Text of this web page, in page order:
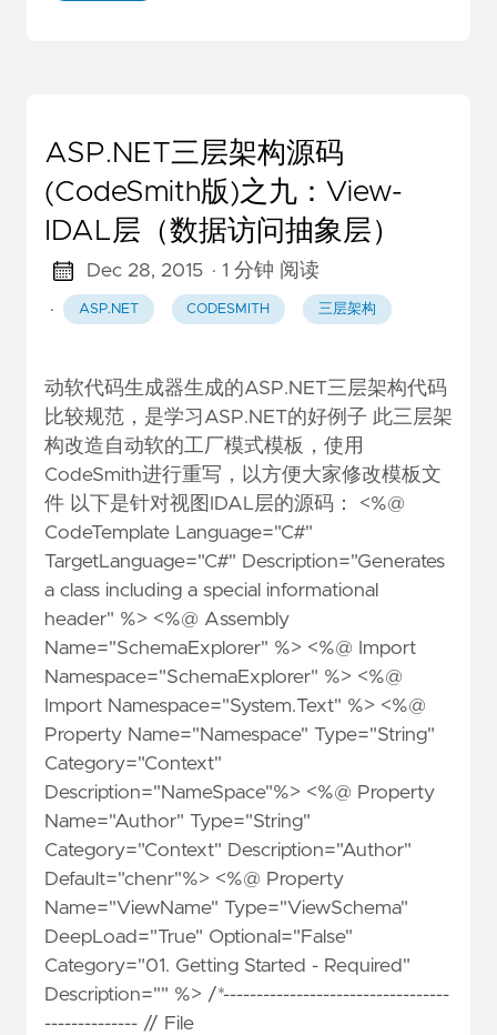
ASP.NET三层架构源码
(CodeSmith版)之九：View-
IDAL层（数据访问抽象层）
Dec 28, 2015 · 1 分钟 阅读
·
ASP.NET CODESMITH 三层架构
动软代码生成器生成的ASP.NET三层架构代码
比较规范，是学习ASP.NET的好例子 此三层架
构改造自动软的工厂模式模板，使用
CodeSmith进行重写，以方便大家修改模板文
件 以下是针对视图IDAL层的源码： <%@
CodeTemplate Language="C#"
TargetLanguage="C#" Description="Generates
a class including a special informational
header" %> <%@ Assembly
Name="SchemaExplorer" %> <%@ Import
Namespace="SchemaExplorer" %> <%@
Import Namespace="System.Text" %> <%@
Property Name="Namespace" Type="String"
Category="Context"
Description="NameSpace"%> <%@ Property
Name="Author" Type="String"
Category="Context" Description="Author"
Default="chenr"%> <%@ Property
Name="ViewName" Type="ViewSchema"
DeepLoad="True" Optional="False"
Category="01. Getting Started - Required"
Description="" %> /*----------------------------------
-------------- // File